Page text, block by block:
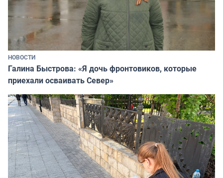
НОВОСТИ
Галина Быстрова: «Я дочь фронтовиков, которые
приехали осваивать Север»